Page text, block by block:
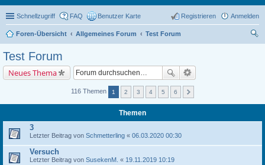
Schnellzugriff FAQ Benutzer Karte Anmelden
Registrieren
Foren-Übersicht Allgemeines Forum
Test Forum
Test Forum
Neues Thema
116 Themen 1 2 3 4 5 6
Themen
3
Letzter Beitrag von Schmetterling « 06.03.2020 00:30
Versuch
Letzter Beitrag von SusekenM. « 19.11.2019 10:19